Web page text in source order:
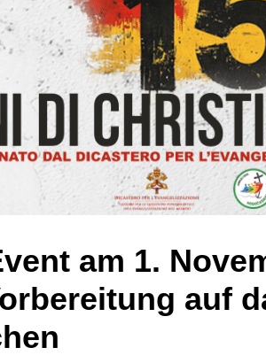
am 1.
auf